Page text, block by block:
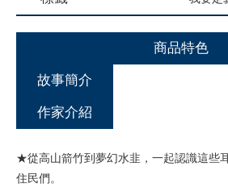
商品特色
故事簡介
作家介紹
★從高山箭竹到夢幻水韭，一起認識這些
住民們。